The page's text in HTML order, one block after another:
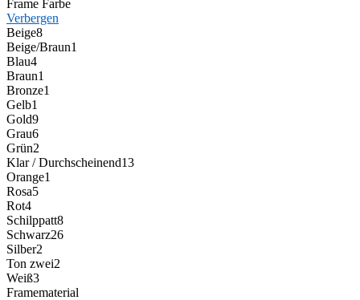
Frame Farbe
Verbergen
Beige8
Beige/Braun1
Blau4
Braun1
Bronze1
Gelb1
Gold9
Grau6
Grün2
Klar / Durchscheinend13
Orange1
Rosa5
Rot4
Schilppatt8
Schwarz26
Silber2
Ton zwei2
Weiß3
Framematerial